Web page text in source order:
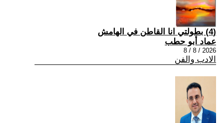
(4) بطولتي انا القاطن في الهامش
عماد أبو حطب
2026 / 8 / 8
الادب والفن